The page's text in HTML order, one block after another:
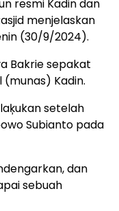
resmi Kadin dan
menjelaskan
(30/9/2024).
Bakrie sepakat
Kadin.
setelah
Subianto pada
dan
sebuah